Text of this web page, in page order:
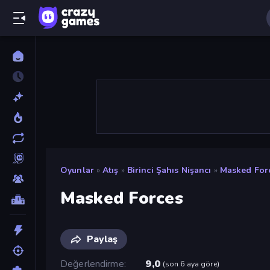
Oyunlar » Atış » Birinci Şahıs Nişancı » Masked
Masked Forces
Paylaş
Değerlendirme
9,0 (son 6 aya göre)